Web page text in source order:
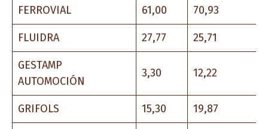
FERROVIAL 61,00 70,93
FLUIDRA 27,77 25,71
GESTAMP
AUTOMOCIÓN
3,30 12,22
GRIFOLS 15,30 19,87